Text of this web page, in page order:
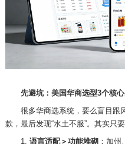
先避坑：美国华商选型3个核
很多华商选系统，要么盲目跟
款，最后发现“水土不服”。其实只
1. 语言适配＞功能堆砌 ：加